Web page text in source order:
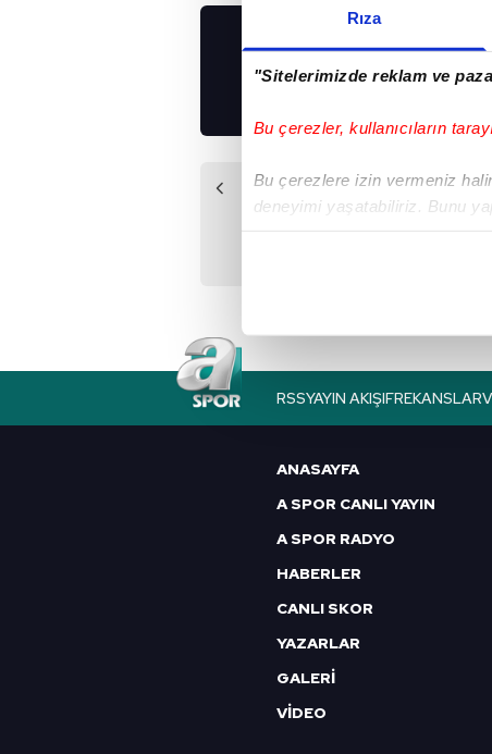
Rıza
"Sitelerimizde reklam ve
Bu çerezler, kullanıcıların
Bu çerezlere izin vermeniz
deneyimi yaşatabiliriz. Bunu
Her halükârda, kullanıcılar,
çerezler vasıtasıyla çeşitli
Çerezlere ilişkin tercihlerinizi
6698 sayılı Kişisel Verilerin
mevzuata uygun olarak
İNDİRİN!
Önceki Haber
"Benim kanımda
RSSYAYIN AKIŞIFREKANSLAR
ANASAYFA
A SPOR CANLI YAYIN
A SPOR RADYO
HABERLER
CANLI SKOR
YAZARLAR
GALERİ
VİDEO